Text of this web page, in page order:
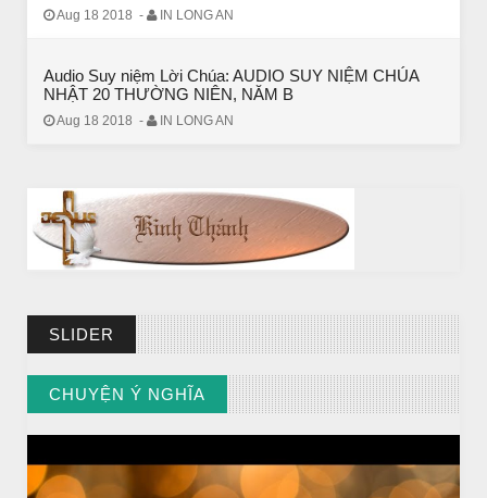
Aug 18 2018 - IN LONG AN
Audio Suy niệm Lời Chúa: AUDIO SUY NIỆM CHÚA
NHẬT 20 THƯỜNG NIÊN, NĂM B
Aug 18 2018 - IN LONG AN
SLIDER
CHUYỆN Ý NGHĨA
// VIEW MORE BY CHUYỆN Ý NGHĨA
CHUYỆN Ý NGHĨA
CHUYỆN Ý NGHĨA
Chuyện Ý Nghĩa: Chết vì yêu